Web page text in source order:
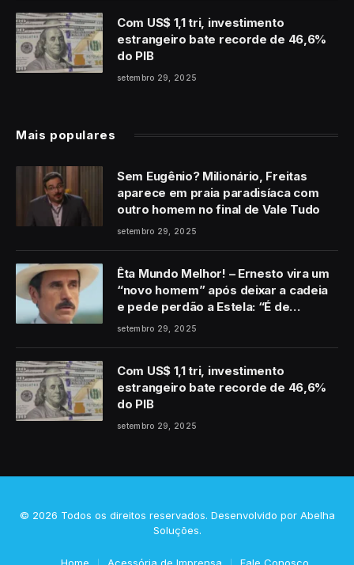
Com US$ 1,1 tri, investimento
estrangeiro bate recorde de 46,6%
do PIB
setembro 29, 2025
Mais populares
Sem Eugênio? Milionário, Freitas
aparece em praia paradisíaca com
outro homem no final de Vale Tudo
setembro 29, 2025
Êta Mundo Melhor! – Ernesto vira um
“novo homem” após deixar a cadeia
e pede perdão a Estela: “É de
coração”
setembro 29, 2025
Com US$ 1,1 tri, investimento
estrangeiro bate recorde de 46,6%
do PIB
setembro 29, 2025
© 2026 Todos os direitos reservados. Desenvolvido por Abelha
Soluções.
Home Acessória de Imprensa Fale Conosco